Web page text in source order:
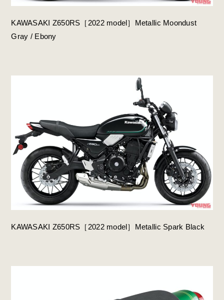
KAWASAKI Z650RS［2022 model］Metallic Moondust
Gray / Ebony
KAWASAKI Z650RS［2022 model］Metallic Spark Black